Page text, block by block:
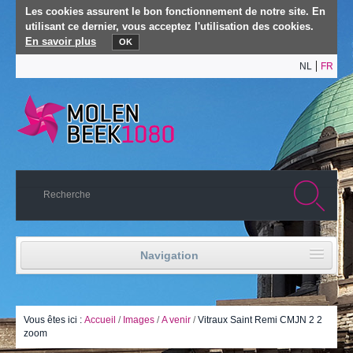
Les cookies assurent le bon fonctionnement de notre site. En
utilisant ce dernier, vous acceptez l'utilisation des cookies.
En savoir plus
OK
NL FR
Navigation
Vie politique
Vous êtes ici : Accueil / Images /A venir /Vitraux Saint Remi CMJN 2 2
zoom